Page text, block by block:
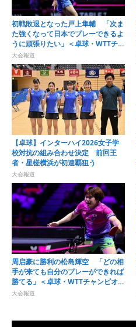
初戦敗退となった戸上隼輔 「次ま
た強くなって日本でプレーできるよ
うに頑張りたい」＜卓球・WTTチャ
ンピオンズ横浜2026＞
大会報道
【卓球】インターハイ2026女子学
校対抗の組み合わせ決定 前回王
者・星槎横浜が初連覇狙う
大会報道
周启豪に勝利の松島輝空 「どの相
手が来ても自分のプレーができれば
勝てる」＜卓球・WTTチャンピオン
ズ横浜2026＞
大会報道